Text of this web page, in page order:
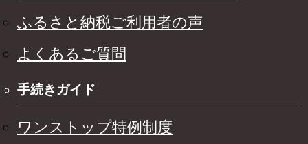
ふるさと納税ご利用者の声
よくあるご質問
手続きガイド
ワンストップ特例制度